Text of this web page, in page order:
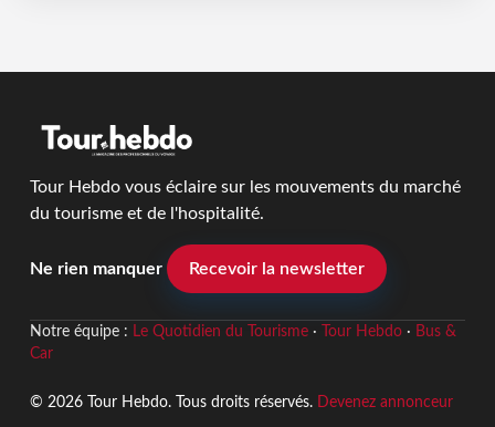
Tour Hebdo vous éclaire sur les mouvements du marché
du tourisme et de l'hospitalité.
Ne rien manquer Recevoir la newsletter
Notre équipe : Le Quotidien du Tourisme· Tour Hebdo· Bus &
Car
© 2026 Tour Hebdo. Tous droits réservés. Devenez annonceur